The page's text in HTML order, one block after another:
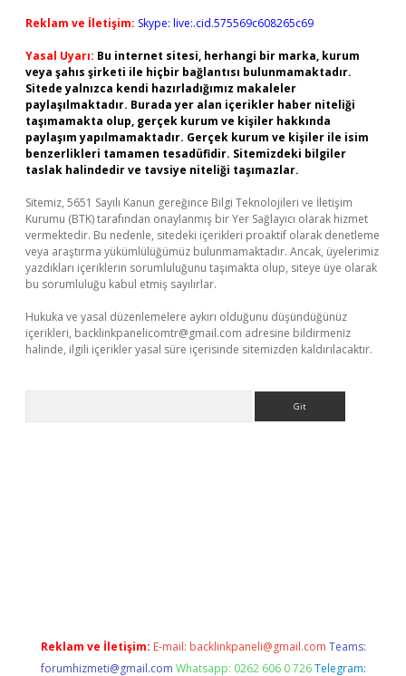
Reklam ve İletişim: Skype: live:.cid.575569c608265c69
Yasal Uyarı: Bu internet sitesi, herhangi bir marka, kurum
veya şahıs şirketi ile hiçbir bağlantısı bulunmamaktadır.
Sitede yalnızca kendi hazırladığımız makaleler
paylaşılmaktadır. Burada yer alan içerikler haber niteliği
taşımamakta olup, gerçek kurum ve kişiler hakkında
paylaşım yapılmamaktadır. Gerçek kurum ve kişiler ile isim
benzerlikleri tamamen tesadüfidir. Sitemizdeki bilgiler
taslak halindedir ve tavsiye niteliği taşımazlar.
Sitemiz, 5651 Sayılı Kanun gereğince Bilgi Teknolojileri ve İletişim
Kurumu (BTK) tarafından onaylanmış bir Yer Sağlayıcı olarak hizmet
vermektedir. Bu nedenle, sitedeki içerikleri proaktif olarak denetleme
veya araştırma yükümlülüğümüz bulunmamaktadır. Ancak, üyelerimiz
yazdıkları içeriklerin sorumluluğunu taşımakta olup, siteye üye olarak
bu sorumluluğu kabul etmiş sayılırlar.
Hukuka ve yasal düzenlemelere aykırı olduğunu düşündüğünüz
içerikleri, backlinkpanelicomtr@gmail.com adresine bildirmeniz
halinde, ilgili içerikler yasal süre içerisinde sitemizden kaldırılacaktır.
Reklam ve İletişim: E-mail: backlinkpaneli@gmail.com Teams:
forumhizmeti@gmail.com Whatsapp: 0262 606 0 726 Telegram: